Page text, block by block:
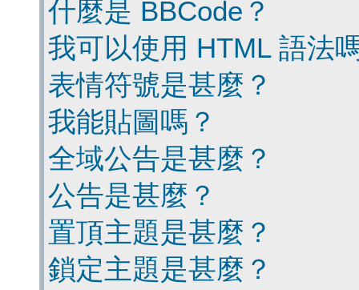
什麼是 BBCode？
我可以使用 HTML 語法
表情符號是甚麼？
我能貼圖嗎？
全域公告是甚麼？
公告是甚麼？
置頂主題是甚麼？
鎖定主題是甚麼？